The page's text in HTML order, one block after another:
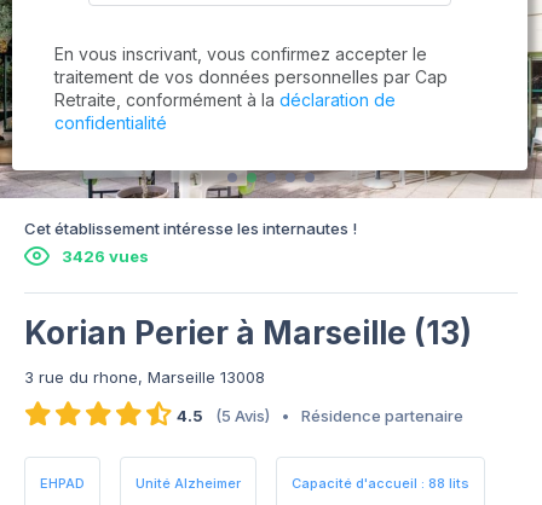
Cet établissement intéresse les internautes !
3426 vues
Korian Perier à Marseille (13)
3 rue du rhone, Marseille 13008
4.5
(5 Avis) • Résidence partenaire
EHPAD Unité Alzheimer Capacité d'accueil : 88 lits
En vous inscrivant, vous confirmez accepter le
traitement de vos données personnelles par Cap
Retraite, conformément à la déclaration de
confidentialité